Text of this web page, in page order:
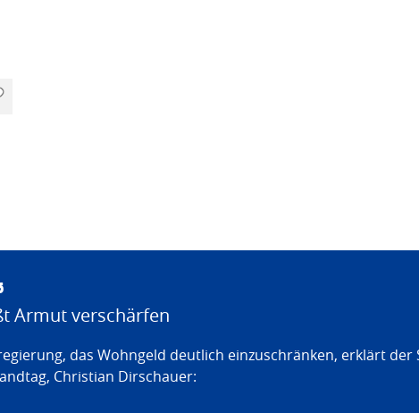
Armut verschärfen
das Wohngeld deutlich einzuschränken, erklärt der
Christian Dirschauer: